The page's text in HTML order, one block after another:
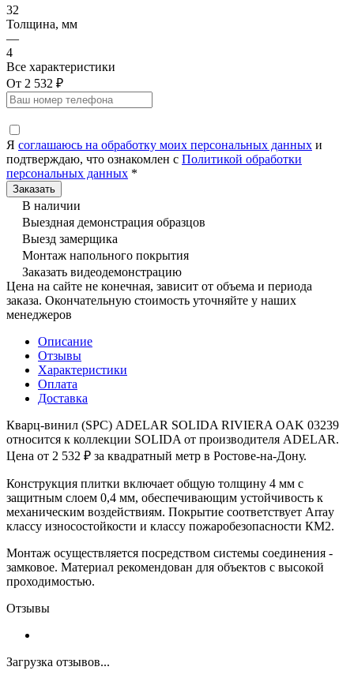
32
Толщина, мм
—
4
Все характеристики
От 2 532 ₽
Я соглашаюсь на обработку моих персональных данных и
подтверждаю, что ознакомлен с Политикой обработки
персональных данных *
В наличии
Выездная демонстрация образцов
Выезд замерщика
Монтаж напольного покрытия
Заказать видеодемонстрацию
Цена на сайте не конечная, зависит от объема и периода
заказа. Окончательную стоимость уточняйте у наших
менеджеров
Описание
Отзывы
Характеристики
Оплата
Доставка
Кварц-винил (SPC) ADELAR SOLIDA RIVIERA OAK 03239
относится к коллекции SOLIDA от производителя ADELAR.
Цена от 2 532 ₽ за квадратный метр в Ростове-на-Дону.
Конструкция плитки включает общую толщину 4 мм с
защитным слоем 0,4 мм, обеспечивающим устойчивость к
механическим воздействиям. Покрытие соответствует Array
классу износостойкости и классу пожаробезопасности КМ2.
Монтаж осуществляется посредством системы соединения -
замковое. Материал рекомендован для объектов с высокой
проходимостью.
Отзывы
Загрузка отзывов...